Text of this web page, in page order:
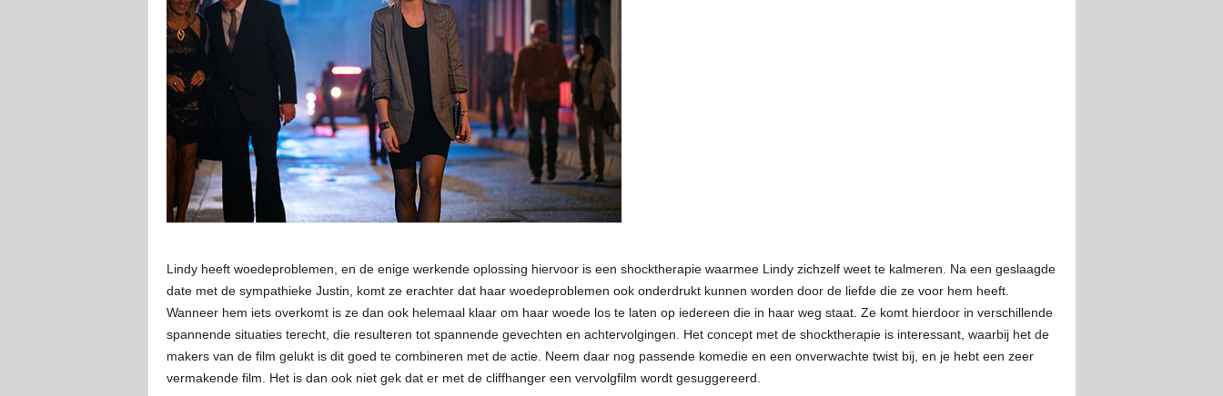
Lindy heeft woedeproblemen, en de enige werkende oplossing hiervoor is een shocktherapie waarmee Lindy zichzelf weet te kalmeren. Na een geslaagde
date met de sympathieke Justin, komt ze erachter dat haar woedeproblemen ook onderdrukt kunnen worden door de liefde die ze voor hem heeft.
Wanneer hem iets overkomt is ze dan ook helemaal klaar om haar woede los te laten op iedereen die in haar weg staat. Ze komt hierdoor in verschillende
spannende situaties terecht, die resulteren tot spannende gevechten en achtervolgingen. Het concept met de shocktherapie is interessant, waarbij het de
makers van de film gelukt is dit goed te combineren met de actie. Neem daar nog passende komedie en een onverwachte twist bij, en je hebt een zeer
vermakende film. Het is dan ook niet gek dat er met de cliffhanger een vervolgfilm wordt gesuggereerd.